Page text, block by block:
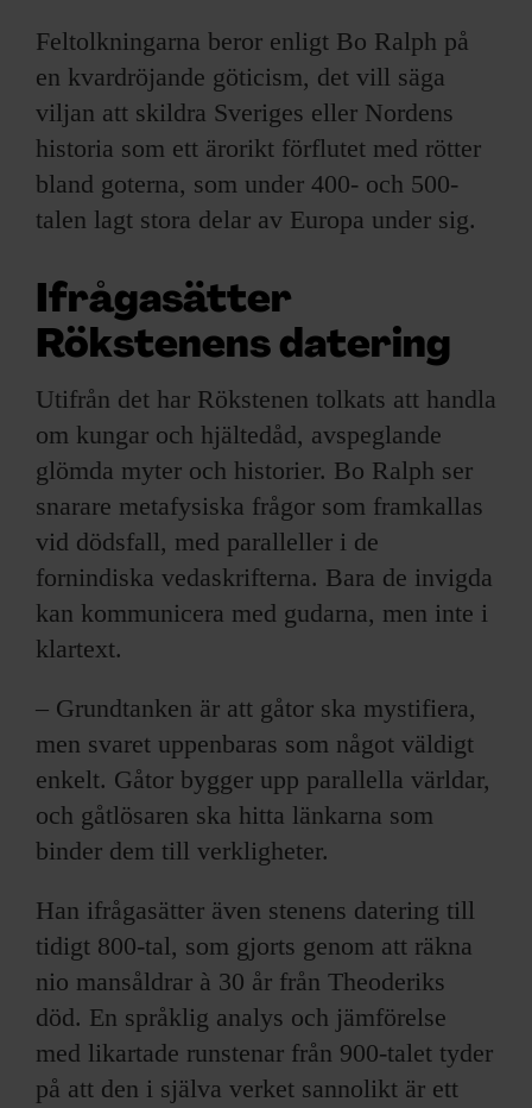
Feltolkningarna beror enligt Bo Ralph på
en kvardröjande göticism, det vill säga
viljan att skildra Sveriges eller Nordens
historia som ett ärorikt förflutet med rötter
bland goterna, som under 400- och 500-
talen lagt stora delar av Europa under sig.
Ifrågasätter
Rökstenens datering
Utifrån det har Rökstenen tolkats att handla
om kungar och hjältedåd, avspeglande
glömda myter och historier. Bo Ralph ser
snarare metafysiska frågor som framkallas
vid dödsfall, med paralleller i de
fornindiska vedaskrifterna. Bara de invigda
kan kommunicera med gudarna, men inte i
klartext.
– Grundtanken är att gåtor ska mystifiera,
men svaret uppenbaras som något väldigt
enkelt. Gåtor bygger upp parallella världar,
och gåtlösaren ska hitta länkarna som
binder dem till verkligheter.
Han ifrågasätter även stenens datering till
tidigt 800-tal, som gjorts genom att räkna
nio mansåldrar à 30 år från Theoderiks
död. En språklig analys och jämförelse
med likartade runstenar från 900-talet tyder
på att den i själva verket sannolikt är ett